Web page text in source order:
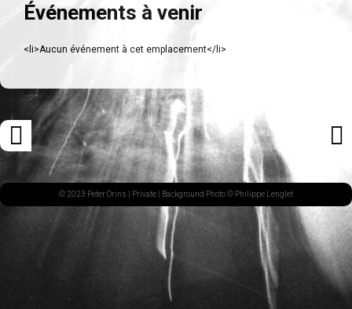
Événements à venir
<li>Aucun événement à cet emplacement</li>
Navigation
des
articles
ARTICLE
PRÉCÉDENT© 2023 Peter Orins | Private | Background Photo © Philippe Lenglet